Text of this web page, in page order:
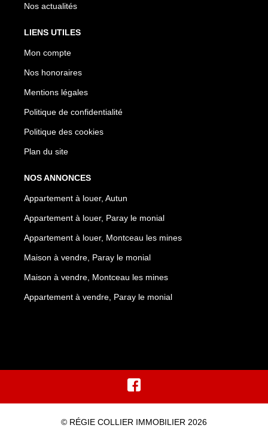
Nos actualités
LIENS UTILES
Mon compte
Nos honoraires
Mentions légales
Politique de confidentialité
Politique des cookies
Plan du site
NOS ANNONCES
Appartement à louer, Autun
Appartement à louer, Paray le monial
Appartement à louer, Montceau les mines
Maison à vendre, Paray le monial
Maison à vendre, Montceau les mines
Appartement à vendre, Paray le monial
© RÉGIE COLLIER IMMOBILIER 2026